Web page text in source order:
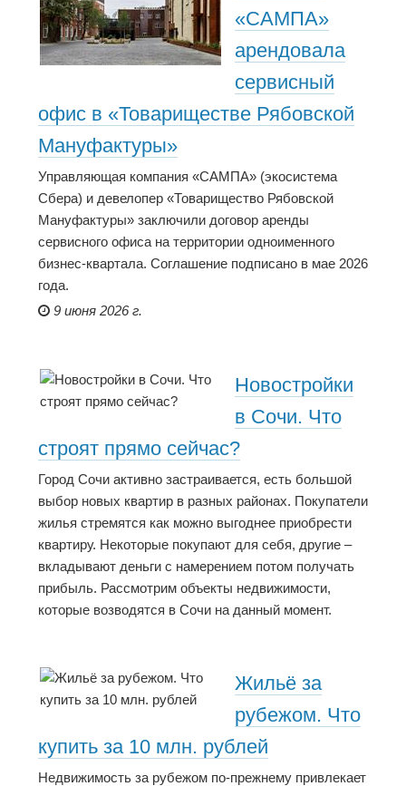
«САМПА»
арендовала
сервисный
офис в «Товариществе Рябовской
Мануфактуры»
Управляющая компания «САМПА» (экосистема
Сбера) и девелопер «Товарищество Рябовской
Мануфактуры» заключили договор аренды
сервисного офиса на территории одноименного
бизнес-квартала. Соглашение подписано в мае 2026
года.
9 июня 2026 г.
Новостройки
в Сочи. Что
строят прямо сейчас?
Город Сочи активно застраивается, есть большой
выбор новых квартир в разных районах. Покупатели
жилья стремятся как можно выгоднее приобрести
квартиру. Некоторые покупают для себя, другие –
вкладывают деньги с намерением потом получать
прибыль. Рассмотрим объекты недвижимости,
которые возводятся в Сочи на данный момент.
Жильё за
рубежом. Что
купить за 10 млн. рублей
Недвижимость за рубежом по-прежнему привлекает